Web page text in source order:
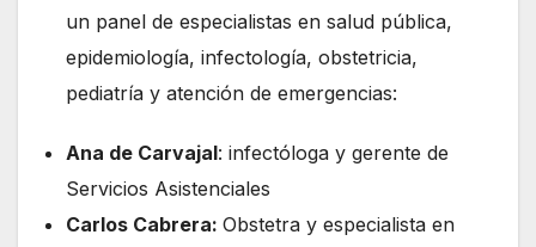
un panel de especialistas en salud pública,
epidemiología, infectología, obstetricia,
pediatría y atención de emergencias:
Ana de Carvajal: infectóloga y gerente de
Servicios Asistenciales
Carlos Cabrera: Obstetra y especialista en